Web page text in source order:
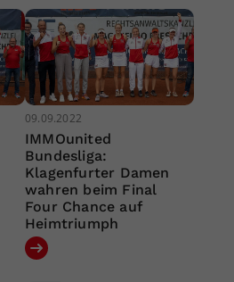
09.09.2022
IMMOunited
Bundesliga:
Klagenfurter Damen
wahren beim Final
Four Chance auf
Heimtriumph